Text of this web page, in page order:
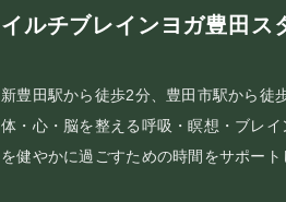
イルチブレインヨガ豊田ス
新豊田駅から徒歩2分、豊田市駅から徒
体・心・脳を整える呼吸・瞑想・ブレ
を健やかに過ごすための時間をサポート